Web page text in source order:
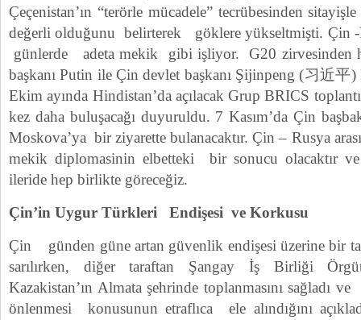
Çeçenistan’ın “terörle mücadele” tecrübesinden
değerli olduğunu belirterek göklere yükseltmişti. Çin
günlerde adeta mekik gibi işliyor. G20 zirvesinden
başkanı Putin ile Çin devlet başkanı Şijinpeng (习近平)
Ekim ayında Hindistan’da açılacak Grup BRICS
kez daha buluşacağı duyuruldu. 7 Kasım’da Çin
Moskova’ya bir ziyarette bulanacaktır. Çin – Rusya
mekik diplomasinin elbetteki bir sonucu olacaktır
ileride hep birlikte göreceğiz.
Çin’in Uygur Türkleri Endişesi ve Korkusu
Çin günden güne artan güvenlik endişesi üzerine bir
sarılırken, diğer taraftan Şangay İş Birliği
Kazakistan’ın Almata şehrinde toplanmasını sağladı ve
önlenmesi konusunun etraflıca ele alındığını